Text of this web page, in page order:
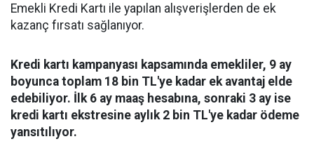
Emekli Kredi Kartı ile yapılan alışverişlerden de ek
kazanç fırsatı sağlanıyor.
Kredi kartı kampanyası kapsamında emekliler, 9 ay
boyunca toplam 18 bin TL'ye kadar ek avantaj elde
edebiliyor. İlk 6 ay maaş hesabına, sonraki 3 ay ise
kredi kartı ekstresine aylık 2 bin TL'ye kadar ödeme
yansıtılıyor.